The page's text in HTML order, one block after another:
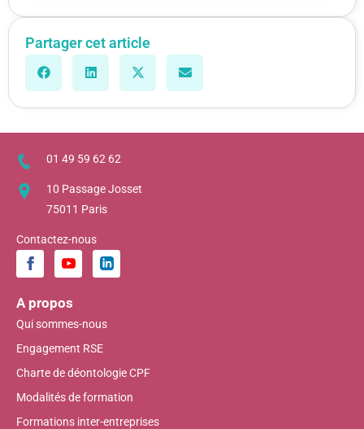
Partager cet article
01 49 59 62 62
10 Passage Josset
75011 Paris
Contactez-nous
A propos
Qui sommes-nous
Engagement RSE
Charte de déontologie CPF
Modalités de formation
Formations inter-entreprises